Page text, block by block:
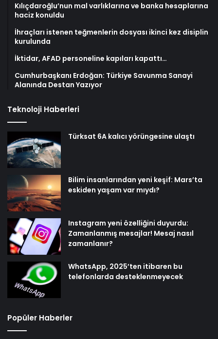
Kılıçdaroğlu’nun mal varlıklarına ve banka hesaplarına
haciz konuldu
İhraçları istenen teğmenlerin dosyası ikinci kez disiplin
kurulunda
İktidar, AFAD personeline kapıları kapattı…
Cumhurbaşkanı Erdoğan: Türkiye Savunma Sanayi
Alanında Destan Yazıyor
Teknoloji Haberleri
Türksat 6A kalıcı yörüngesine ulaştı
Bilim insanlarından yeni keşif: Mars’ta
eskiden yaşam var mıydı?
Instagram yeni özelliğini duyurdu:
Zamanlanmış mesajlar! Mesaj nasıl
zamanlanır?
WhatsApp, 2025’ten itibaren bu
telefonlarda desteklenmeyecek
Popüler Haberler